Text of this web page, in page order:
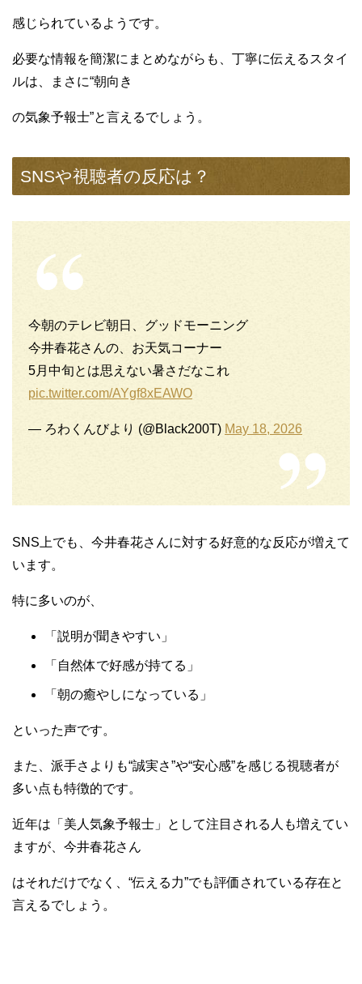
感じられているようです。
必要な情報を簡潔にまとめながらも、丁寧に伝えるスタイ
ルは、まさに“朝向き
の気象予報士”と言えるでしょう。
SNSや視聴者の反応は？
今朝のテレビ朝日、グッドモーニング
今井春花さんの、お天気コーナー
5月中旬とは思えない暑さだなこれ
pic.twitter.com/AYgf8xEAWO
— ろわくんびより (@Black200T) May 18, 2026
SNS上でも、今井春花さんに対する好意的な反応が増えて
います。
特に多いのが、
「説明が聞きやすい」
「自然体で好感が持てる」
「朝の癒やしになっている」
といった声です。
また、派手さよりも“誠実さ”や“安心感”を感じる視聴者が
多い点も特徴的です。
近年は「美人気象予報士」として注目される人も増えてい
ますが、今井春花さん
はそれだけでなく、“伝える力”でも評価されている存在と
言えるでしょう。